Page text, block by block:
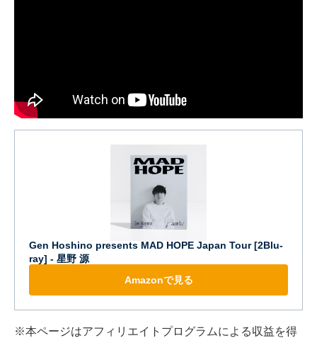
Gen Hoshino presents MAD HOPE Japan Tour [2Blu-
ray] - 星野 源
Amazonで見る
※本ページはアフィリエイトプログラムによる収益を得